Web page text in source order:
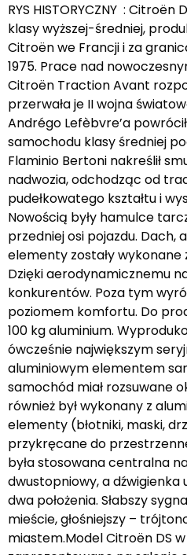
RYS HISTORYCZNY :
klasy wyższej-średniej,
Citroën we Francji i za
1975. Prace nad
Citroën Traction Avant
przerwała je II wojna
Andrégo Lefèbvre’a
samochodu klasy średniej
Flaminio Bertoni nakreślił
nadwozia, odchodząc od
pudełkowatego kształtu i
Nowością były hamulce
przedniej osi pojazdu. Dach,
elementy zostały
Dzięki aerodynamicznemu
konkurentów. Poza tym
poziomem komfortu. Do
100 kg aluminium.
ówcześnie największym
aluminiowym elementem
samochód miał rozsuwane
również był wykonany z
elementy (błotniki, maski,
przykręcane do
była stosowana centralna
dwustopniowy, a dźwigienka
dwa położenia. Słabszy
mieście, głośniejszy –
miastem.Model Citroën DS